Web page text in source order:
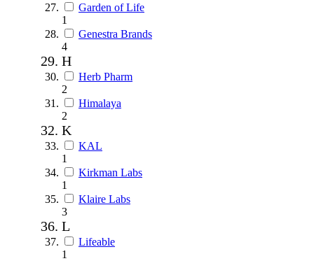
Garden of Life
1
Genestra Brands
4
H
Herb Pharm
2
Himalaya
2
K
KAL
1
Kirkman Labs
1
Klaire Labs
3
L
Lifeable
1